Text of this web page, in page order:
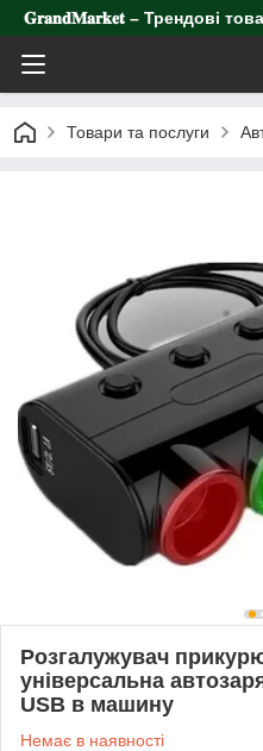
𝐆𝐫𝐚𝐧𝐝𝐌𝐚𝐫𝐤𝐞𝐭 – Трендові
Товари та послуги
Розгалужувач
універсальна
USB в машину
Немає в наявності